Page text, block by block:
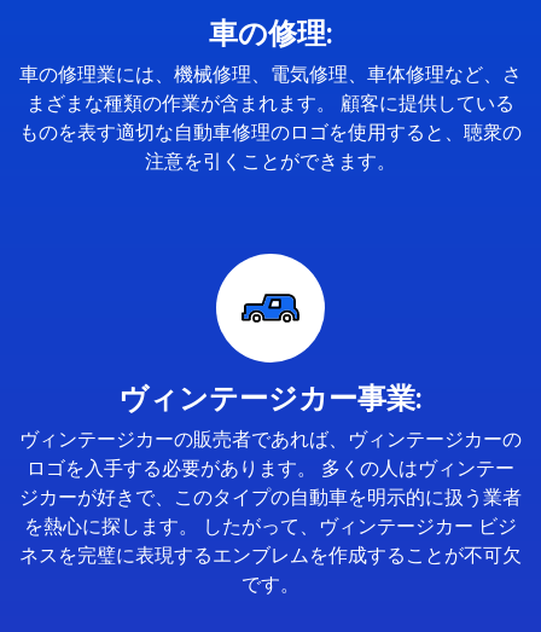
車の修理:
車の修理業には、機械修理、電気修理、車体修理など、さ
まざまな種類の作業が含まれます。 顧客に提供している
ものを表す適切な自動車修理のロゴを使用すると、聴衆の
注意を引くことができます。
ヴィンテージカー事業:
ヴィンテージカーの販売者であれば、ヴィンテージカーの
ロゴを入手する必要があります。 多くの人はヴィンテー
ジカーが好きで、このタイプの自動車を明示的に扱う業者
を熱心に探します。 したがって、ヴィンテージカー ビジ
ネスを完璧に表現するエンブレムを作成することが不可欠
です。